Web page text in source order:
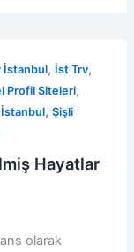
İstanbul, İst Trv,
Profil Siteleri,
İstanbul, Şişli
Hayatlar
olarak